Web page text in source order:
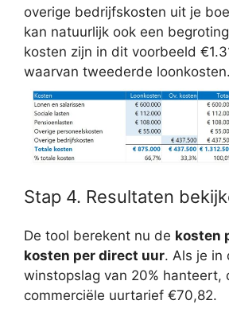
overige bedrijfskosten uit je
kan natuurlijk ook een
kosten zijn in dit voorbeeld
waarvan tweederde loonkosten.
Stap 4. Resultaten
De tool berekent nu de kosten
kosten per direct uur. Als je in
winstopslag van 20% hanteert,
commerciële uurtarief €70,82.